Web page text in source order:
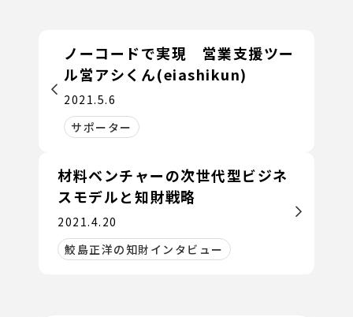
ノーコードで実現 営業支援ツー
ル営アシくん(eiashikun)
2021.5.6
サポーター
材料ベンチャーの次世代型ビジネ
スモデルと知財戦略
2021.4.20
鮫島正洋の知財インタビュー